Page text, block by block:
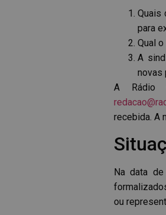
Quais
para
Qual
A
novas
A Rádio
recebida. A
Na data
ou